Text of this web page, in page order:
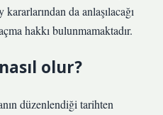
da anlaşılacağı
hakkı bulunmamaktadır.
olur?
düzenlendiği tarihten